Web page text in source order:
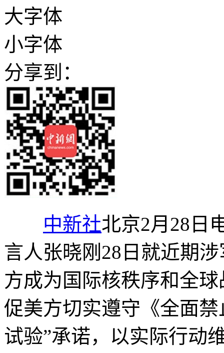
大字体
小字体
分享到：
中新社北京2月28日
言人张晓刚28日就近期
方成为国际核秩序和全
促美方切实遵守《全面
试验”承诺，以实际行动